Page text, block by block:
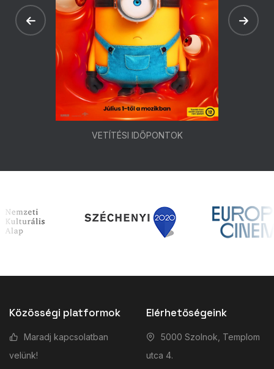
VETÍTÉSI IDŐPONTOK
Közösségi platformok
Maradj kapcsolatban
velünk!
Elérhetőségeink
5000 Szolnok, Templom
utca 4.